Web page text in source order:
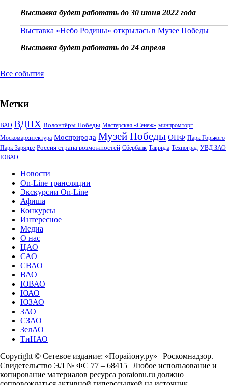
Выставка будет работать до 30 июня 2022 года
Выставка «Небо Родины» открылась в Музее Победы
Выставка будет работать до 24 апреля
Все события
Метки
ВАО ВДНХ Волонтёры Победы Мастерская «Сенеж» минпромторг
Москомархитектура Мосприрода Музей Победы ОНФ Парк Горького
Парк Зарядье Россия страна возможностей Сбербанк Таврида Техноград УВД ЗАО
ЮВАО
Новости
On-Line трансляции
Экскурсии On-Line
Афиша
Конкурсы
Интересное
Медиа
О нас
ЦАО
САО
СВАО
ВАО
ЮВАО
ЮАО
ЮЗАО
ЗАО
СЗАО
ЗелАО
ТиНАО
Copyright © Сетевое издание: «Порайону.ру» | Роскомнадзор.
Свидетельство ЭЛ № ФС 77 – 68415 | Любое использование и
копирование материалов ресурса poraionu.ru должно